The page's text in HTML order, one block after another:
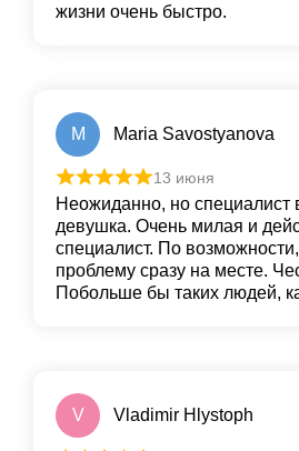
жизни очень быстро.
M Maria Savostyanova
13 июня
Неожиданно, но специалист
девушка. Очень милая и
специалист. По
проблему сразу на месте.
Побольше бы таких людей,
V Vladimir Hlystoph